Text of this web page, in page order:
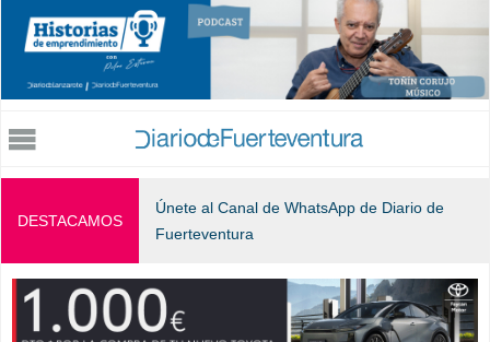
Jump to navigation
DESTACAMOS
Únete al Canal de WhatsApp de Diario de
Fuerteventura